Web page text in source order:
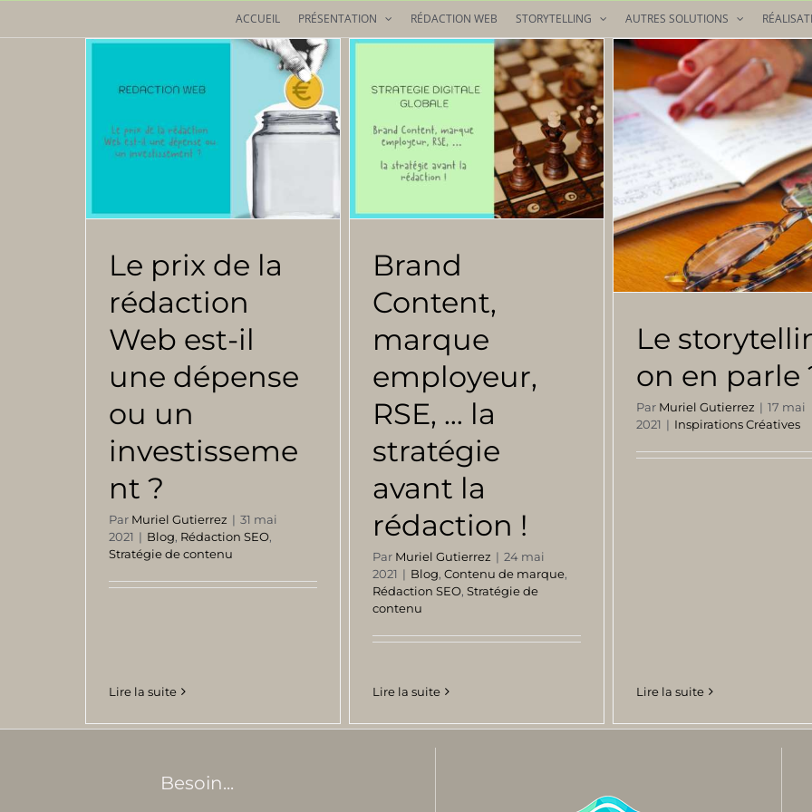
ACCUEIL PRÉSENTATION RÉDACTION WEB STORYTELLING AUTRES SOLUTIONS
Le prix de la
rédaction
Web est-il
une dépense
ou un
investisseme
nt ?
Par Muriel Gutierrez | 31 mai
2021 | Blog, Rédaction SEO,
Stratégie de contenu
Lire la suite
Brand
Content,
marque
employeur,
RSE, … la
stratégie
avant la
rédaction !
Par Muriel Gutierrez | 24 mai
2021 | Blog,Contenu de marque,
Rédaction SEO,Stratégie de
contenu
Lire la suite
Le
on en parle
Par Muriel Gutierrez | 17 mai
2021 | Inspirations Créatives
Lire la suite
Besoin...